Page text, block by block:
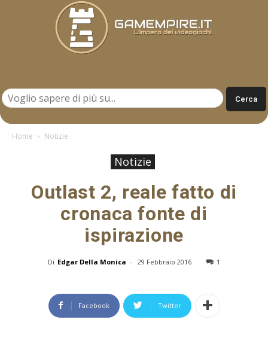
Home Notizie
Notizie
Outlast 2, reale fatto di
cronaca fonte di
ispirazione
Di Edgar Della Monica - 29 Febbraio 2016 1
Facebook Twitter